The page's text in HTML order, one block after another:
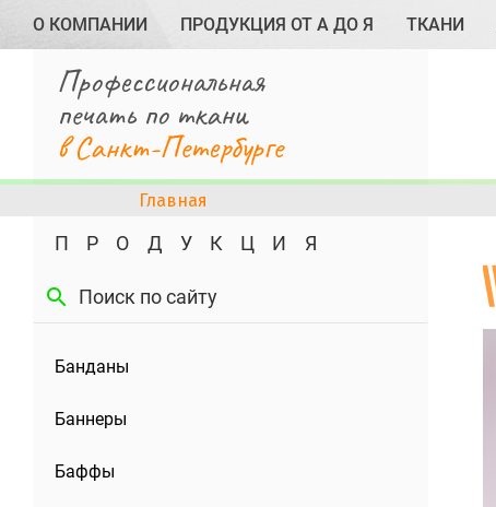
О КОМПАНИИ ПРОДУКЦИЯ ОТ А ДО Я ТКАНИ
Профессиональная
печать по ткани
в Санкт-Петербурге
Главная
ПРОДУКЦИЯ
search
Банданы
Баннеры
Баффы